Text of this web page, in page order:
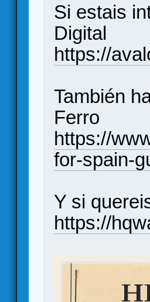
Si estais
Digital
https://
También
Ferro
https://
for-spain-
Y si
https://